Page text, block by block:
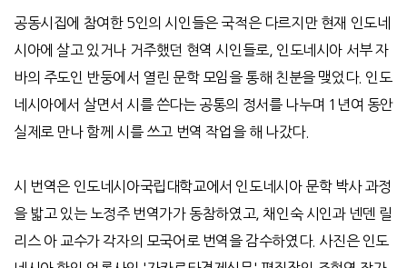
공동시집에 참여한 5인의 시인들은 국적은 다르지만 현재 인도네
시아에 살고 있거나 거주했던 현역 시인들로, 인도네시아 서부 자
바의 주도인 반둥에서 열린 문학 모임을 통해 친분을 맺었다. 인도
네시아에서 살면서 시를 쓴다는 공통의 정서를 나누며 1년여 동안
실제로 만나 함께 시를 쓰고 번역 작업을 해 나갔다.
시 번역은 인도네시아국립대학교에서 인도네시아 문학 박사 과정
을 밟고 있는 노정주 번역가가 동참하였고, 채인숙 시인과 넨덴 릴
리스 아 교수가 각자의 모국어로 번역을 감수하였다. 사진은 인도